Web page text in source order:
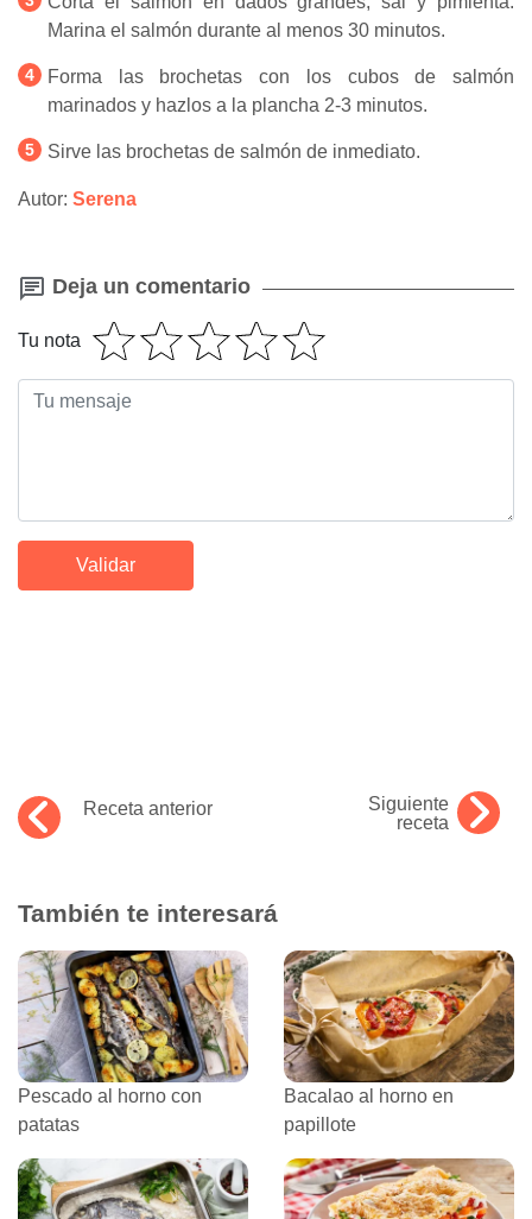
Marina el salmón durante al menos 30 minutos.
Forma las brochetas con los cubos de salmón
marinados y hazlos a la plancha 2-3 minutos.
Sirve las brochetas de salmón de inmediato.
Autor: Serena
Deja un comentario
Tu nota
Receta anterior
Siguiente
receta
También te interesará
Pescado al horno con
patatas
Bacalao al horno en
papillote